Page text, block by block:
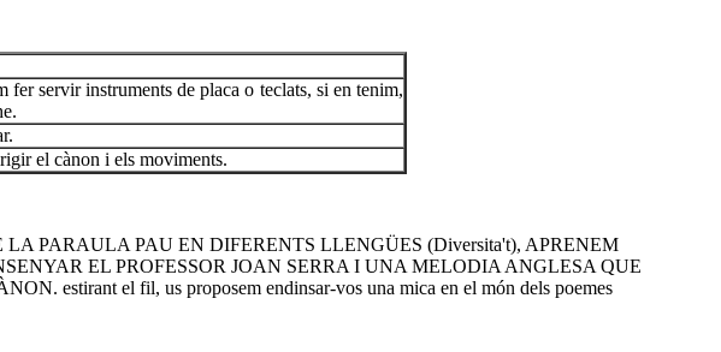
fer servir instruments de placa o teclats, si en tenim,
el cànon i els moviments.
LA PARAULA PAU EN DIFERENTS LLENGÜES (Diversita't), APRENEM
EL PROFESSOR JOAN SERRA I UNA MELODIA ANGLESA QUE
estirant el fil, us proposem endinsar-vos una mica en el món dels poemes